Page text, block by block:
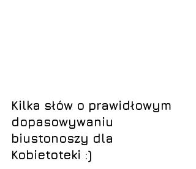
Kilka słów o prawidłowym
dopasowywaniu
biustonoszy dla
Kobietoteki :)